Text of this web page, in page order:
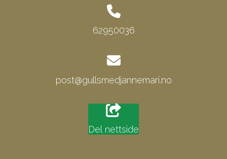
62950036
post@gullsmedjannemari.no
Del nettside